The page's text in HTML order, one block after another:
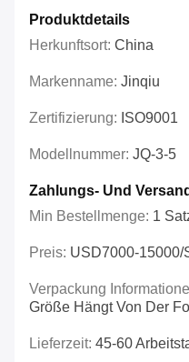
Produktdetails
Herkunftsort: China
Markenname: Jinqiu
Zertifizierung: ISO9001
Modellnummer: JQ-3-5
Zahlungs- Und
Min Bestellmenge: 1
Preis: USD7000-15000/
Verpackung
Größe Hängt Von Der
Lieferzeit: 45-60